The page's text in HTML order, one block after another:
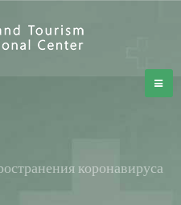
коронавируса